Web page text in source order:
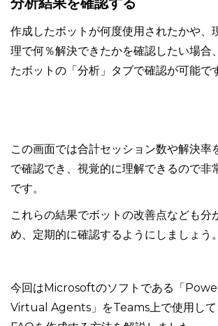
作成したボットが何度使用されたかや、
理で何％解決できたかを確認したい場合
たボットの「分析」タブで確認が可能で
この画面では合計セッション数や解決率
で確認でき、視覚的に理解できるので非
です。
これらの結果でボットの改善点なども分
め、定期的に確認するようにしましょう。
今回はMicrosoftのソフトである「
Virtual Agents」をTeams上で使用して